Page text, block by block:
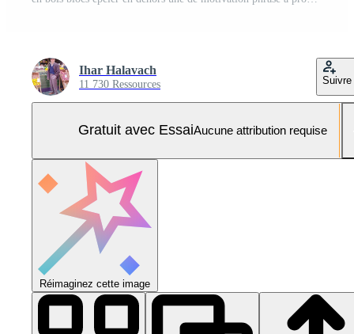
Ihar Halavach
11 730 Ressources Suivre
Gratuit avec EssaiAucune attribution requise
Réimaginez cette image